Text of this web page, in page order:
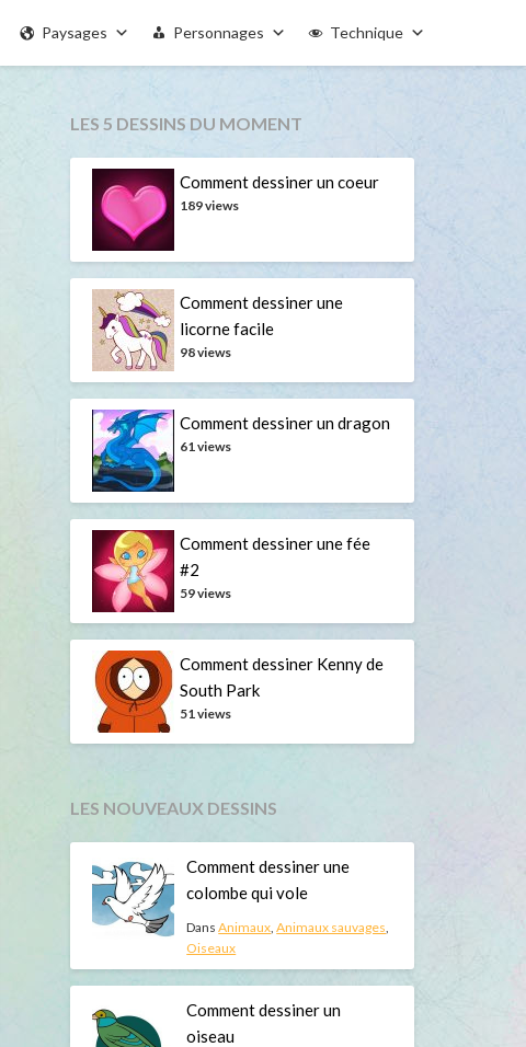
Paysages Personnages Technique
LES 5 DESSINS DU MOMENT
Comment dessiner un coeur
189 views
Comment dessiner une
licorne facile
98 views
Comment dessiner un dragon
61 views
Comment dessiner une fée
#2
59 views
Comment dessiner Kenny de
South Park
51 views
LES NOUVEAUX DESSINS
Comment dessiner une
colombe qui vole
DansAnimaux ,Animaux sauvages
Oiseaux
Comment dessiner un
oiseau